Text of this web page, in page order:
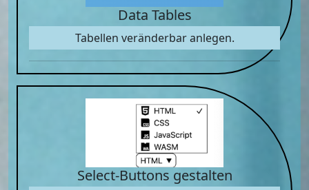
Data Tables
Tabellen veränderbar anlegen.
Select-Buttons gestalten